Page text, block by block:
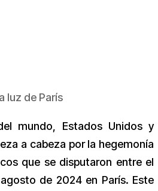
mundo, Estados Unidos y
a cabeza por la hegemonía
que se disputaron entre el
de 2024 en París. Este